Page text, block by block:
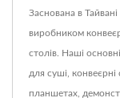
Заснована в
виробником
столів. Наші
для суші,
планшетах,